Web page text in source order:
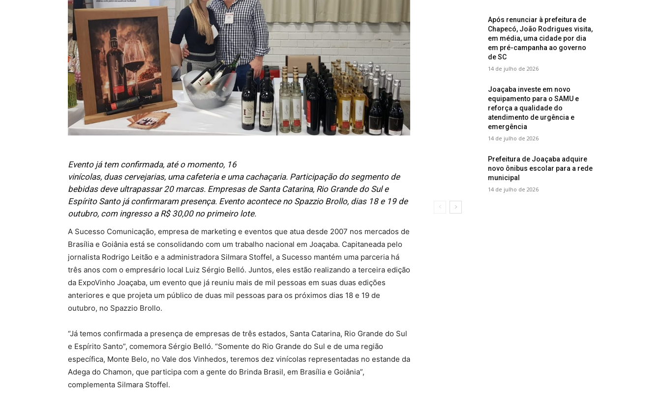
Evento já tem confirmada, até o momento, 16
vinícolas, duas cervejarias, uma cafeteria e uma cachaçaria. Participação do segmento de
bebidas deve ultrapassar 20 marcas. Empresas de Santa Catarina, Rio Grande do Sul e
Espírito Santo já confirmaram presença. Evento acontece no Spazzio Brollo, dias 18 e 19 de
outubro, com ingresso a R$ 30,00 no primeiro lote.
A Sucesso Comunicação, empresa de marketing e eventos que atua desde 2007 nos mercados de
Brasília e Goiânia está se consolidando com um trabalho nacional em Joaçaba. Capitaneada pelo
jornalista Rodrigo Leitão e a administradora Silmara Stoffel, a Sucesso mantém uma parceria há
três anos com o empresário local Luiz Sérgio Belló. Juntos, eles estão realizando a terceira edição
da ExpoVinho Joaçaba, um evento que já reuniu mais de mil pessoas em suas duas edições
anteriores e que projeta um público de duas mil pessoas para os próximos dias 18 e 19 de
outubro, no Spazzio Brollo.
“Já temos confirmada a presença de empresas de três estados, Santa Catarina, Rio Grande do Sul
e Espírito Santo”, comemora Sérgio Belló. “Somente do Rio Grande do Sul e de uma região
específica, Monte Belo, no Vale dos Vinhedos, teremos dez vinícolas representadas no estande da
Adega do Chamon, que participa com a gente do Brinda Brasil, em Brasília e Goiânia”,
complementa Silmara Stoffel.
Após renunciar à prefeitura de
Chapecó, João Rodrigues visita,
em média, uma cidade por dia
em pré-campanha ao governo
de SC
14 de julho de 2026
Joaçaba investe em novo
equipamento para o SAMU e
reforça a qualidade do
atendimento de urgência e
emergência
14 de julho de 2026
Prefeitura de Joaçaba adquire
novo ônibus escolar para a rede
municipal
14 de julho de 2026